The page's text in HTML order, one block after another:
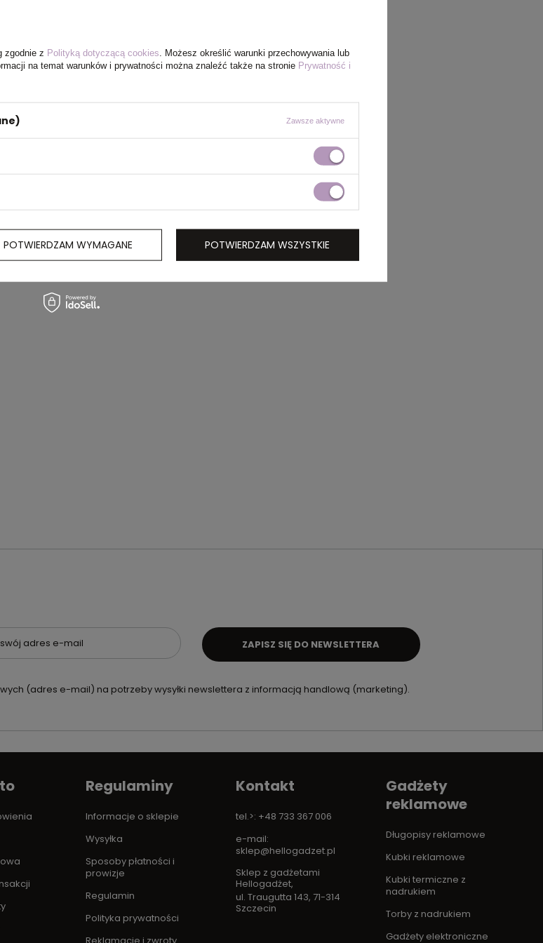
adres e-mail
(adres e-mail) na potrzeby wysyłki newslettera z informacją handlową (marketing).
ZAPISZ SIĘ DO NEWSLETTERA
Regulaminy
Informacje o sklepie
Wysyłka
Sposoby płatności i
prowizje
Regulamin
Polityka prywatności
Kontakt
tel.>: +48 733 367 006
e-mail:
sklep@hellogadzet.pl
Sklep z gadżetami
Hellogadżet,
ul. Traugutta 143, 71-314
Szczecin
Gadżety
reklamowe
Długopisy reklamowe
Kubki reklamowe
Kubki termiczne z
nadrukiem
Torby z nadrukiem
Gadżety elektroniczne
zgodnie z Polityką dotyczącą cookies . Możesz określić warunki przechowywania lub
na temat warunków i prywatności można znaleźć także na stronie Prywatność i
Zawsze aktywne
POTWIERDZAM WYMAGANE POTWIERDZAM WSZYSTKIE